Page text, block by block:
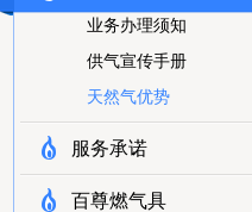
业务办理须知
供气宣传手册
天然气优势
服务承诺
百尊燃气具